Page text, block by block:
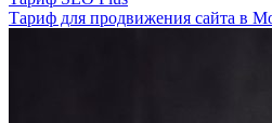
Тариф для продвижения сайта в